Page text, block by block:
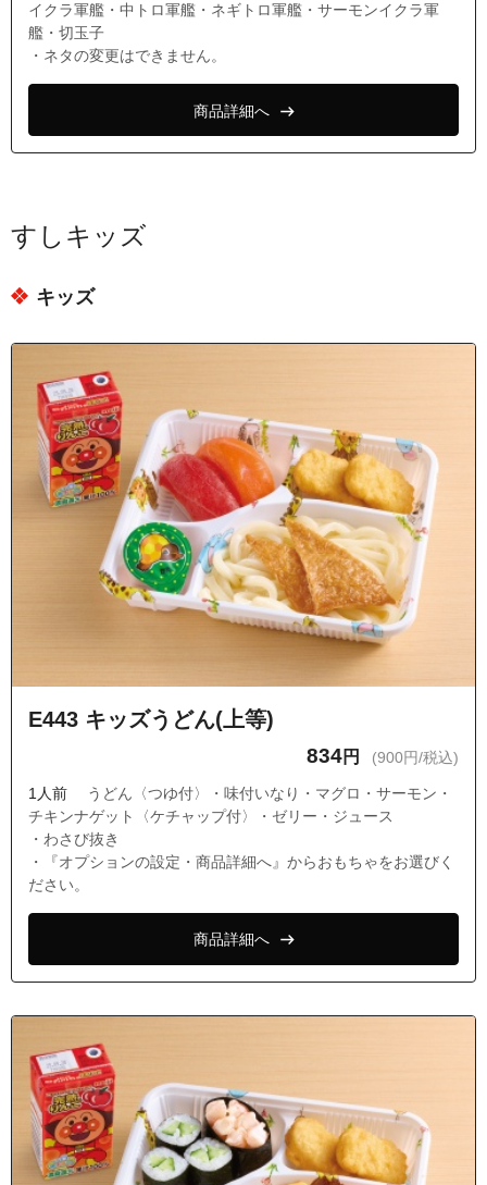
イクラ軍艦・中トロ軍艦・ネギトロ軍艦・サーモンイクラ軍
艦・切玉子
・ネタの変更はできません。
商品詳細へ
すしキッズ
キッズ
E443 キッズうどん(上等)
834円 (900円/税込)
1人前
うどん〈つゆ付〉・味付いなり・マグロ・サーモン・
チキンナゲット〈ケチャップ付〉・ゼリー・ジュース
・わさび抜き
・『オプションの設定・商品詳細へ』からおもちゃをお選びく
ださい。
商品詳細へ